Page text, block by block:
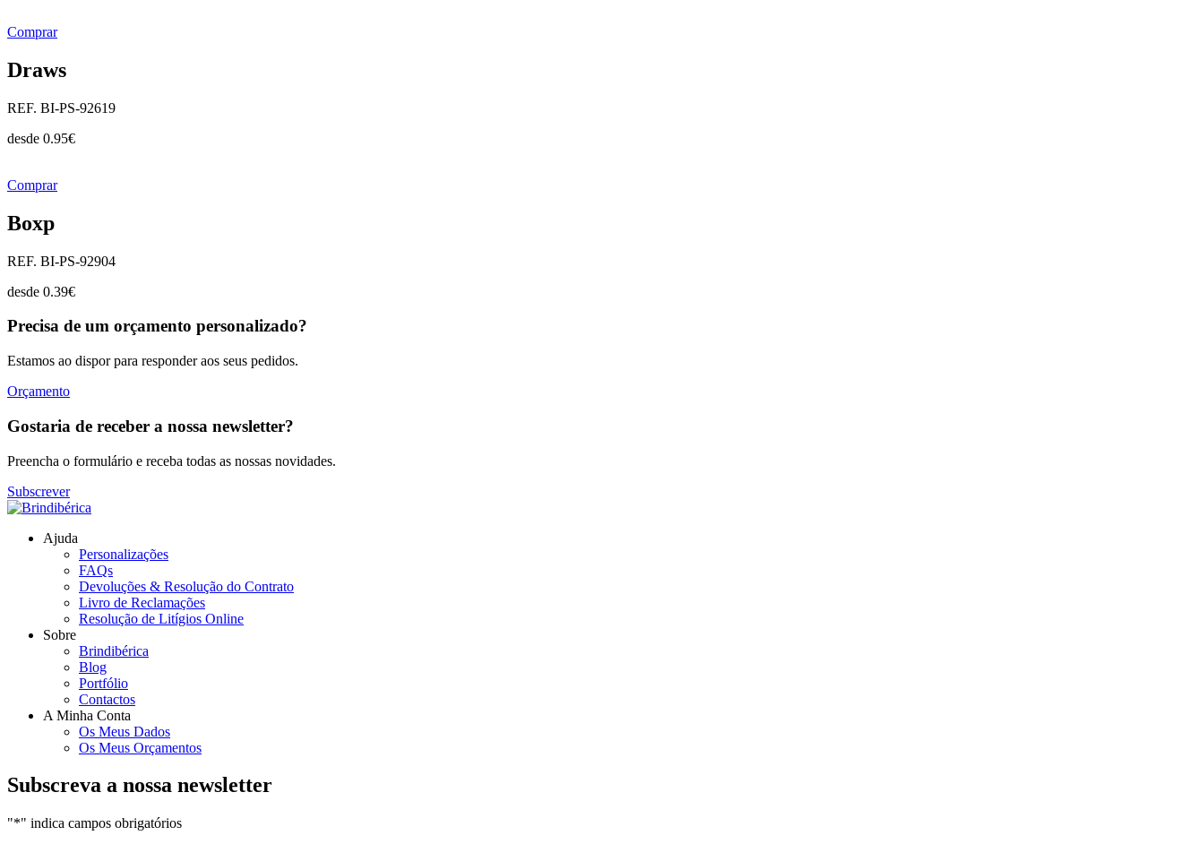
Comprar
Draws
REF. BI-PS-92619
desde 0.95€
Comprar
Boxp
REF. BI-PS-92904
desde 0.39€
Precisa de um orçamento personalizado?
Estamos ao dispor para responder aos seus pedidos.
Orçamento
Gostaria de receber a nossa newsletter?
Preencha o formulário e receba todas as nossas novidades.
Subscrever
Ajuda
Personalizações
FAQs
Devoluções & Resolução do Contrato
Livro de Reclamações
Resolução de Litígios Online
Sobre
Brindibérica
Blog
Portfólio
Contactos
A Minha Conta
Os Meus Dados
Os Meus Orçamentos
Subscreva a nossa newsletter
"*" indica campos obrigatórios